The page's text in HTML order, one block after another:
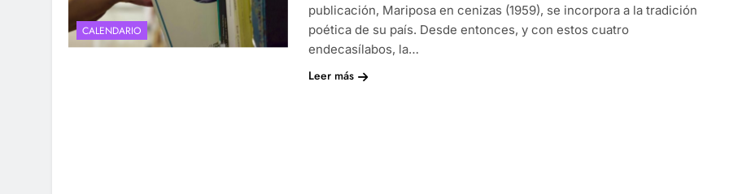
CALENDARIO
publicación, Mariposa en cenizas (1959), se incorpora a la tradición
poética de su país. Desde entonces, y con estos cuatro
endecasílabos, la…
Leer más